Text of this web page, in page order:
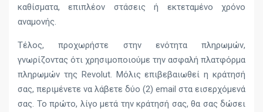
καθίσματα, επιπλέον στάσεις ή εκτεταμένο χρόνο
αναμονής.
Τέλος, προχωρήστε στην ενότητα πληρωμών,
γνωρίζοντας ότι χρησιμοποιούμε την ασφαλή πλατφόρμα
πληρωμών της Revolut. Μόλις επιβεβαιωθεί η κράτησή
σας, περιμένετε να λάβετε δύο (2) email στα εισερχόμενά
σας. Το πρώτο, λίγο μετά την κράτησή σας, θα σας δώσει